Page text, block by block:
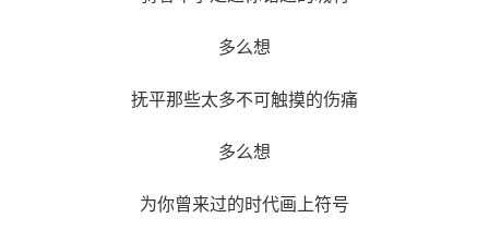
多么想
抚平那些太多不可触摸的伤痛
多么想
为你曾来过的时代画上符号